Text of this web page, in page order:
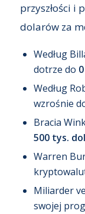
przyszłości i
dolarów za
Według
dotrze do
Według
wzrośnie
Bracia
500 tys.
Warren
Miliarder
swojej